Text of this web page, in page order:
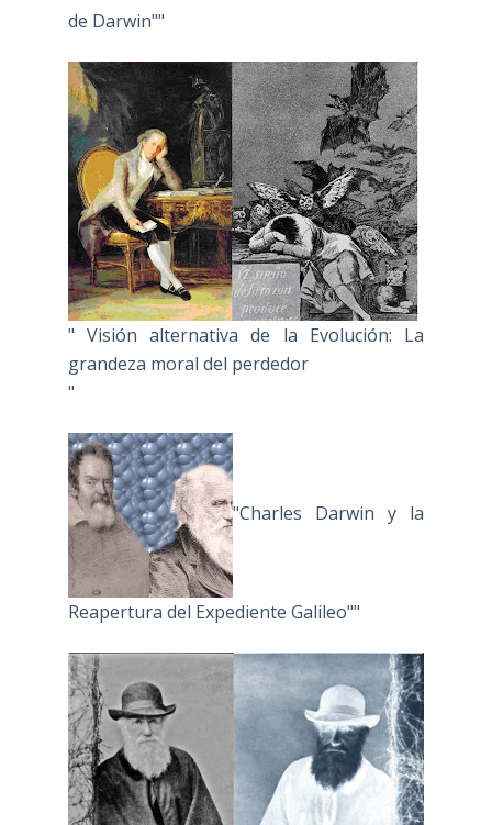
de Darwin""
" Visión alternativa de la Evolución: La
grandeza moral del perdedor
"
"Charles Darwin y la
Reapertura del Expediente Galileo""